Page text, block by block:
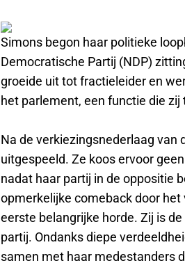
Simons begon haar politieke
Democratische Partij (NDP)
groeide uit tot fractieleider en
het parlement, een functie die
Na de verkiezingsnederlaag van
uitgespeeld. Ze koos ervoor
nadat haar partij in de oppositie
opmerkelijke comeback door het
eerste belangrijke horde. Zij is
partij. Ondanks diepe
samen met haar medestanders